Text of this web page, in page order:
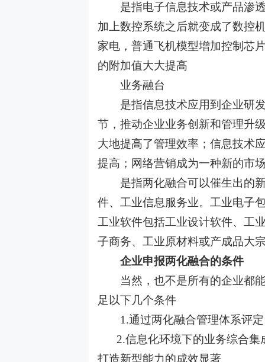
是指电子信息技术或产品渗透
加上数控系统之后就变成了数控
家电，普通飞机模型增加控制芯
的附加值大大提高
业务融台
是指信息技术应用到企业研发
节，推动企业业务创新和管理升
大地提高了管理效率；信息技术
提高；网络营销成为一种新的市
是指两化融合可以催生出的新
件、工业信息服务业。工业电子
工业软件包括工业设计软件、工
子商务、工业原材料或产成品大
企业申报两化融合的条件
当然，也不是所有的企业都能
足以下几个条件
1.通过两化融合管理体系评
2.信息化环境下的业务综合
打造新型能力的成效显著